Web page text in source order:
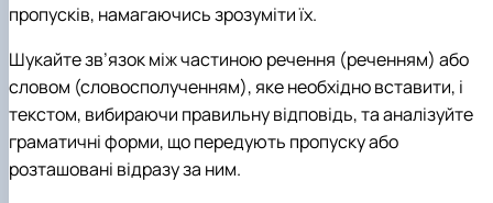
пропусків, намагаючись зрозуміти їх.
Шукайте зв’язок між частиною речення (реченням) або
словом (словосполученням), яке необхідно вставити, і
текстом, вибираючи правильну відповідь, та аналізуйте
граматичні форми, що передують пропуску або
розташовані відразу за ним.